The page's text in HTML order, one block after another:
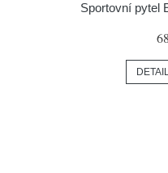
Sportovní pytel